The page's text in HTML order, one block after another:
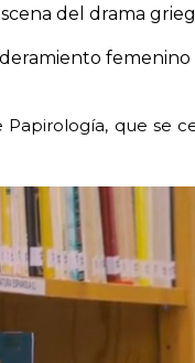
del drama
Papirología, que se